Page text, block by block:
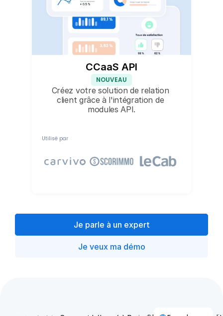
CCaaS API
NOUVEAU
Créez votre solution de relation
client grâce à l'intégration de
modules API.
Utilisé par
Je parle à un expert
Je veux ma démo